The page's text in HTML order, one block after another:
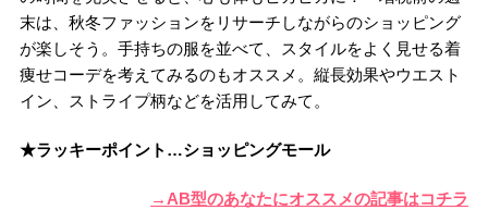
末は、秋冬ファッションをリサーチしながらのショッピング
が楽しそう。手持ちの服を並べて、スタイルをよく見せる着
痩せコーデを考えてみるのもオススメ。縦長効果やウエスト
イン、ストライプ柄などを活用してみて。
★ラッキーポイント…ショッピングモール
→AB型のあなたにオススメの記事はコチラ